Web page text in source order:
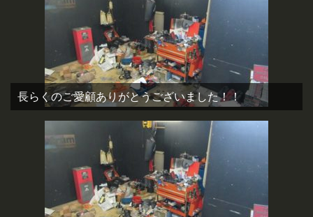
長らくのご愛顧ありがとうございました！！